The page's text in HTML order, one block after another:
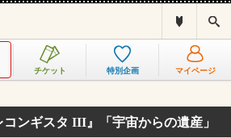
ス
チケット 特別企画 マイページ
ンギスタ III』「宇宙からの遺産」